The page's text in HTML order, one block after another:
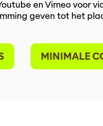
en Vimeo voor
geven tot het
MINIMALE